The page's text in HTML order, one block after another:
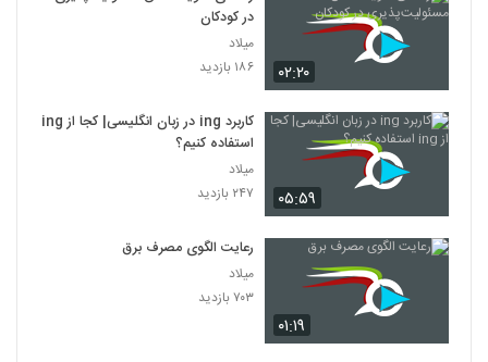
۰۲:۲۰
در کودکان
میلاد
۱۸۶ بازدید
۰۵:۵۹
کاربرد ing در زبان انگلیسی| کجا از ing
استفاده کنیم؟
میلاد
۲۴۷ بازدید
۰۱:۱۹
رعایت الگوی مصرف برق
میلاد
۷۰۳ بازدید